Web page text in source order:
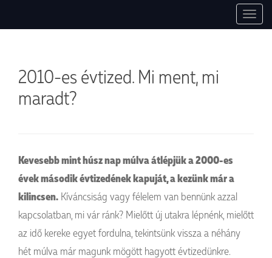
T
o
o
2010-es évtized. Mi ment, mi
maradt?
Kevesebb mint húsz nap múlva átlépjük a 2000-es
évek második évtizedének kapuját, a kezünk már a
kilincsen. Kíváncsiság vagy félelem van bennünk azzal
kapcsolatban, mi vár ránk? Mielőtt új utakra lépnénk, mielőtt
az idő kereke egyet fordulna, tekintsünk vissza a néhány
hét múlva már magunk mögött hagyottévtizedünkre.